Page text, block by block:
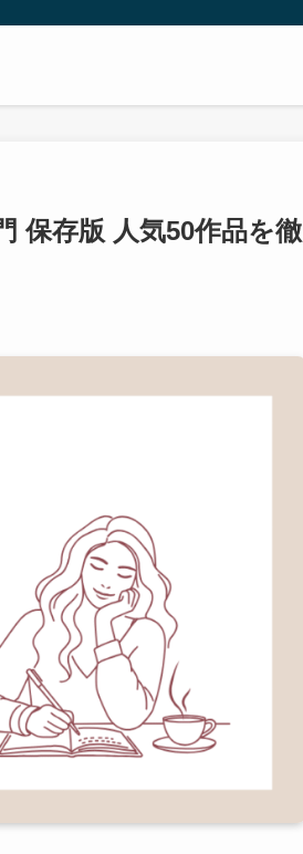
保存版 人気50作品を徹